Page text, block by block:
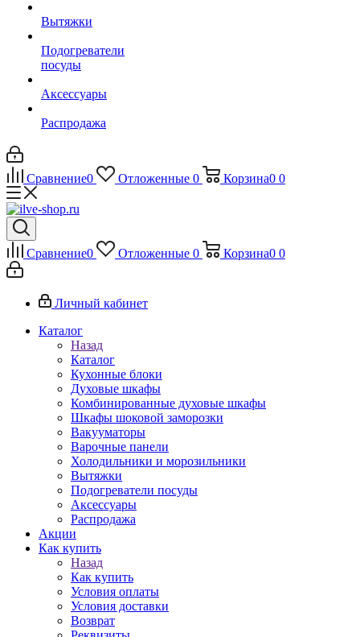
Вытяжки
Подогреватели
посуды
Аксессуары
Распродажа
Сравнение0 Отложенные 0 Корзина0 0
Сравнение0 Отложенные 0 Корзина0 0
Личный кабинет
Каталог
Назад
Каталог
Кухонные блоки
Духовые шкафы
Комбинированные духовые шкафы
Шкафы шоковой заморозки
Вакууматоры
Варочные панели
Холодильники и морозильники
Вытяжки
Подогреватели посуды
Аксессуары
Распродажа
Акции
Как купить
Назад
Как купить
Условия оплаты
Условия доставки
Возврат